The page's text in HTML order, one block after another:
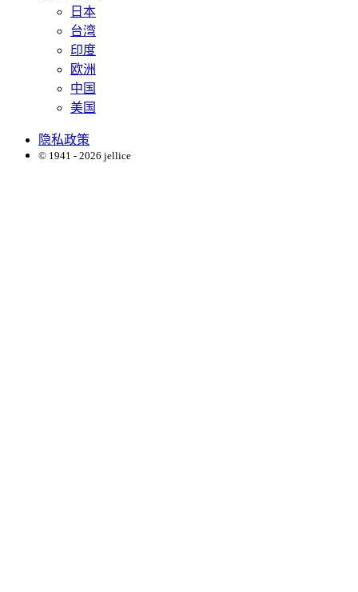
日本
台湾
印度
欧洲
中国
美国
隐私政策
© 1941 - 2026 jellice